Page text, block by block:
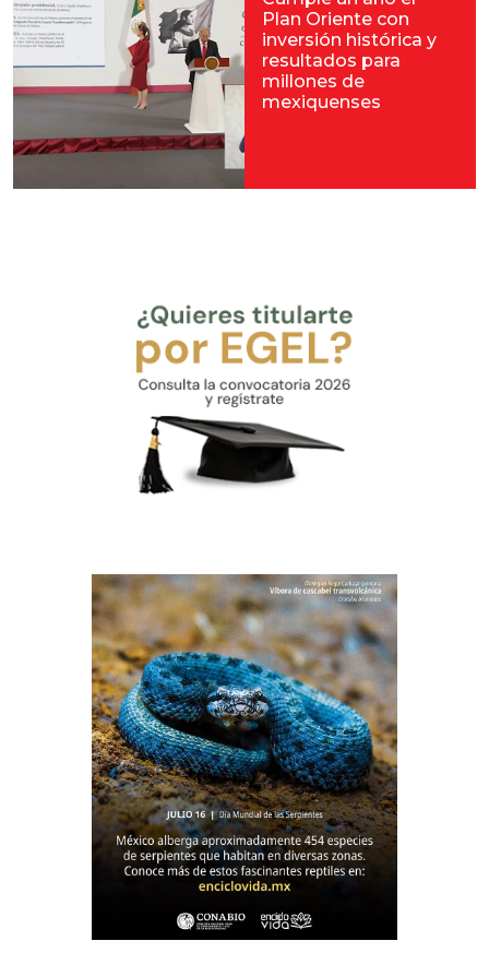
Plan Oriente con
inversión histórica y
resultados para
millones de
mexiquenses